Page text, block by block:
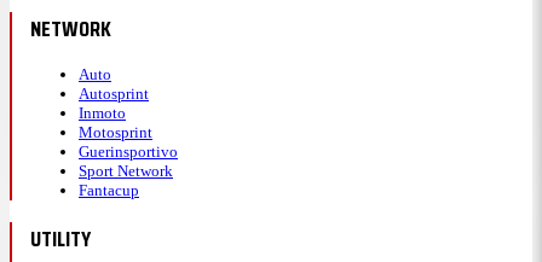
NETWORK
Auto
Autosprint
Inmoto
Motosprint
Guerinsportivo
Sport Network
Fantacup
UTILITY